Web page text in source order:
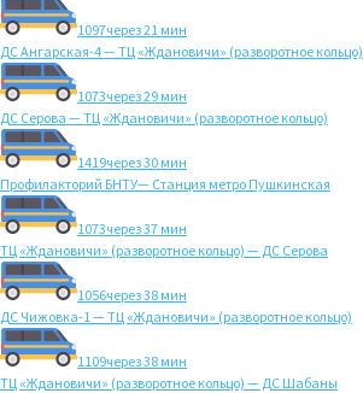
1097через 21 мин
ДС Ангарская-4 — ТЦ «Ждановичи» (разворотное кольцо)
1073через 29 мин
ДС Серова — ТЦ «Ждановичи» (разворотное кольцо)
1419через 30 мин
Профилакторий БНТУ— Станция метро Пушкинская
1073через 37 мин
ТЦ «Ждановичи» (разворотное кольцо) — ДС Серова
1056через 38 мин
ДС Чижовка-1 — ТЦ «Ждановичи» (разворотное кольцо)
1109через 38 мин
ТЦ «Ждановичи» (разворотное кольцо) — ДС Шабаны